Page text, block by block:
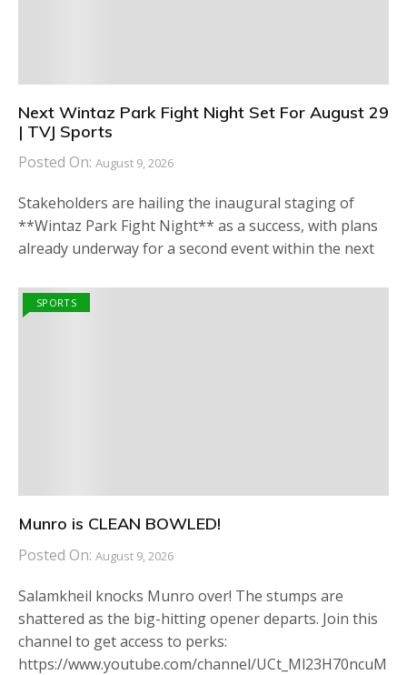
Next Wintaz Park Fight Night Set For August 29
| TVJ Sports
Posted On: August 9, 2026
Stakeholders are hailing the inaugural staging of
**Wintaz Park Fight Night** as a success, with plans
already underway for a second event within the next
SPORTS
Munro is CLEAN BOWLED!
Posted On: August 9, 2026
Salamkheil knocks Munro over! The stumps are
shattered as the big-hitting opener departs. Join this
channel to get access to perks:
https://www.youtube.com/channel/UCt_Ml23H70ncuM